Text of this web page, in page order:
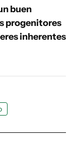
buen
progenitores
inherentes